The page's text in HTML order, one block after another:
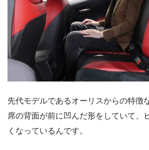
先代モデルであるオーリスからの特徴
席の背面が前に凹んだ形をしていて、
くなっているんです。